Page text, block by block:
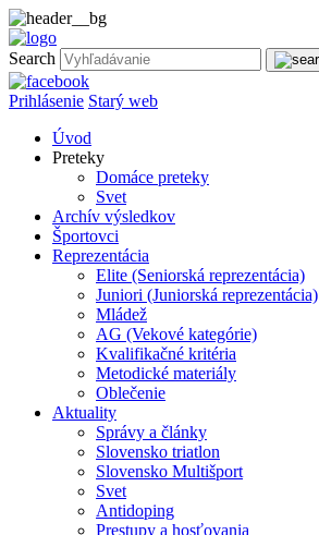
Search
Prihlásenie Starý web
Úvod
Preteky
Domáce preteky
Svet
Archív výsledkov
Športovci
Reprezentácia
Elite (Seniorská reprezentácia)
Juniori (Juniorská reprezentácia)
Mládež
AG (Vekové kategórie)
Kvalifikačné kritéria
Metodické materiály
Oblečenie
Aktuality
Správy a články
Slovensko triatlon
Slovensko Multišport
Svet
Antidoping
Prestupy a hosťovania